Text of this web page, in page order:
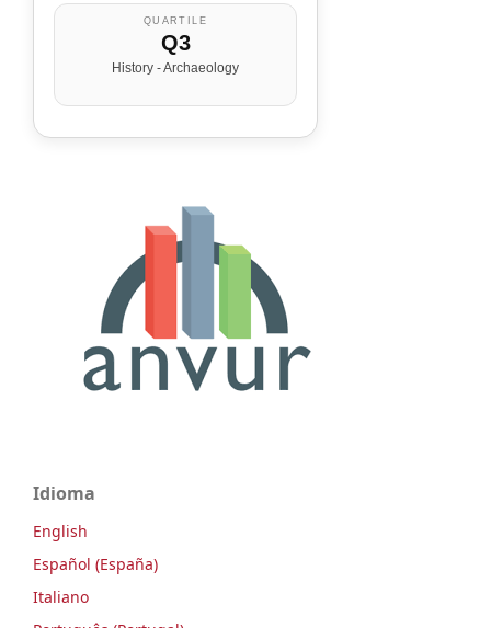
QUARTILE
Q3
History - Archaeology
Idioma
English
Español (España)
Italiano